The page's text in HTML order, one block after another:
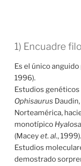
1) Encuadre
Es el único
1996).
Estudios
Ophisaurus
Norteamérica,
monotípico
(Maceyet. al., 1999).
Estudios
demostrado